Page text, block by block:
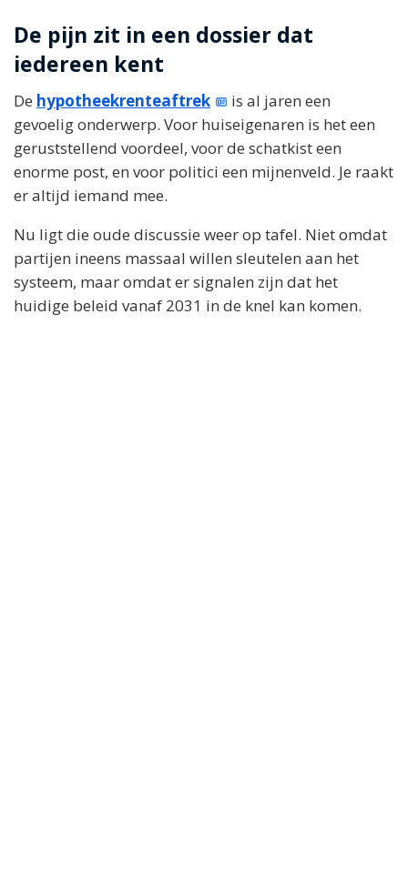
De pijn zit in een dossier dat
iedereen kent
De hypotheekrenteaftrek
is al jaren een
gevoelig onderwerp. Voor huiseigenaren is het een
geruststellend voordeel, voor de schatkist een
enorme post, en voor politici een mijnenveld. Je raakt
er altijd iemand mee.
Nu ligt die oude discussie weer op tafel. Niet omdat
partijen ineens massaal willen sleutelen aan het
systeem, maar omdat er signalen zijn dat het
huidige beleid vanaf 2031 in de knel kan komen.